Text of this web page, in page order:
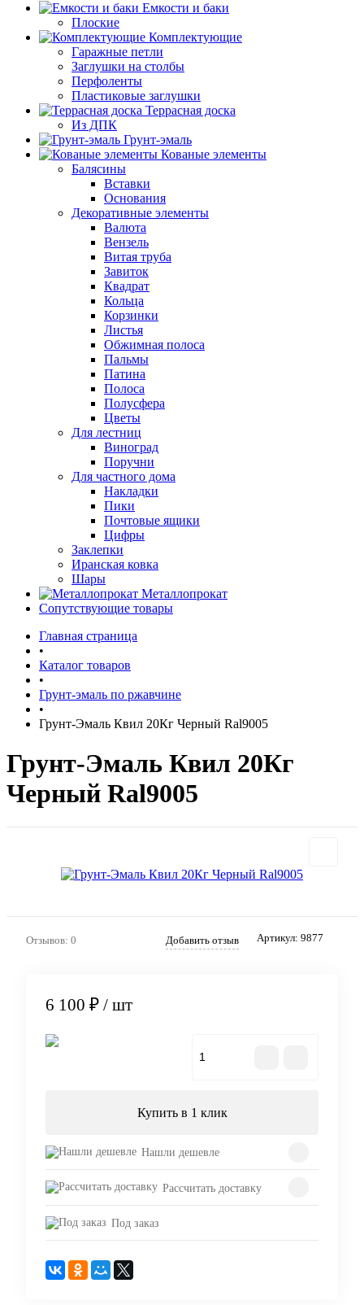
Емкости и баки
Плоские
Комплектующие
Гаражные петли
Заглушки на столбы
Перфоленты
Пластиковые заглушки
Террасная доска
Из ДПК
Грунт-эмаль
Кованые элементы
Балясины
Вставки
Основания
Декоративные элементы
Валюта
Вензель
Витая труба
Завиток
Квадрат
Кольца
Корзинки
Листья
Обжимная полоса
Пальмы
Патина
Полоса
Полусфера
Цветы
Для лестниц
Виноград
Поручни
Для частного дома
Накладки
Пики
Почтовые ящики
Цифры
Заклепки
Иранская ковка
Шары
Металлопрокат
Сопутствующие товары
Главная страница
•
Каталог товаров
•
Грунт-эмаль по ржавчине
•
Грунт-Эмаль Квил 20Кг Черный Ral9005
Грунт-Эмаль Квил 20Кг
Черный Ral9005
Отзывов: 0 Добавить отзыв Артикул: 9877
6 100 ₽ / шт
Купить в 1 клик
Нашли дешевле
Рассчитать доставку
Под заказ